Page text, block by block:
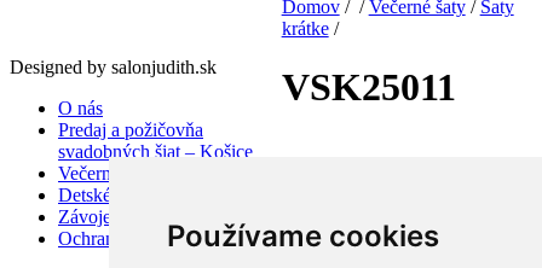
Používame cookies
Domov/ /Večerné šaty/ Šaty
krátke/
VSK25011
Designed by salonjudith.sk
O nás
Predaj a požičovňa
svadobných šiat – Košice
Večerné šaty
Detské šaty
Závoje a doplnky
Ochrana osobných údajov